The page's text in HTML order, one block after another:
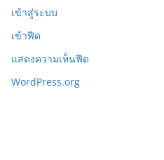
เข้าสู่ระบบ
เข้าฟีด
แสดงความเห็นฟีด
WordPress.org